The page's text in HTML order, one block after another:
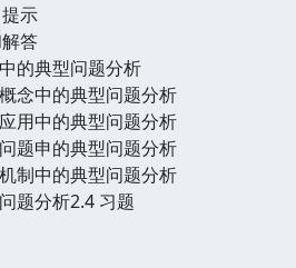
示
答
的典型问题分析
念中的典型问题分析
用中的典型问题分析
题申的典型问题分析
制中的典型问题分析
题分析2.4 习题